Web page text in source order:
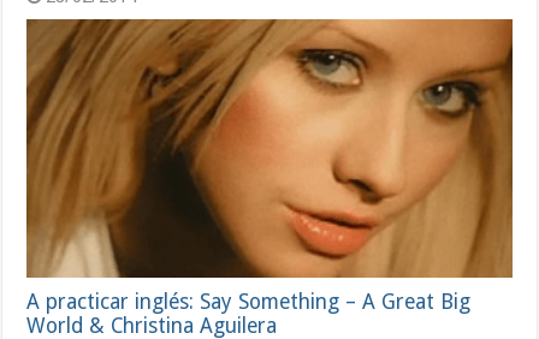
A practicar inglés: Say Something – A Great Big
World & Christina Aguilera